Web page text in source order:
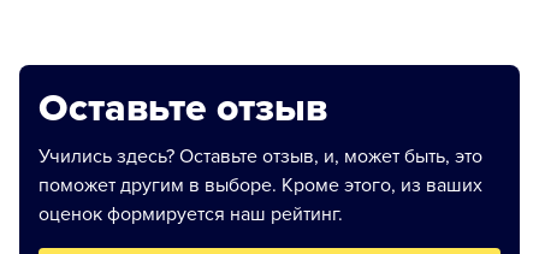
Оставьте отзыв
Учились здесь? Оставьте отзыв, и, может быть, это
поможет другим в выборе. Кроме этого, из ваших
оценок формируется наш рейтинг.